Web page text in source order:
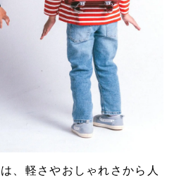
、軽さやおしゃれさから人